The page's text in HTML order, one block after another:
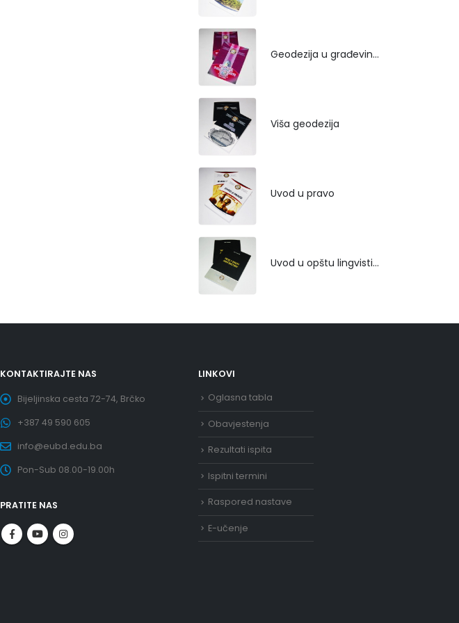
Geodezija u građevinarstvu
Viša geodezija
Uvod u pravo
Uvod u opštu lingvistiku
KONTAKTIRAJTE NAS
Bijeljinska cesta 72-74, Brčko
+387 49 590 605
info@eubd.edu.ba
Pon-Sub 08.00-19.00h
PRATITE NAS
LINKOVI
Oglasna tabla
Obavjestenja
Rezultati ispita
Ispitni termini
Raspored nastave
E-učenje